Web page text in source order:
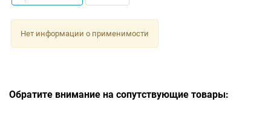
Нет информации о применимости
Обратите внимание на сопутствующие товары: